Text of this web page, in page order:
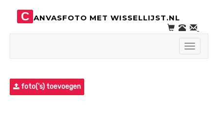
C ANVASFOTO MET WISSELLIJST.NL
Toggle
foto('s) toevoegen